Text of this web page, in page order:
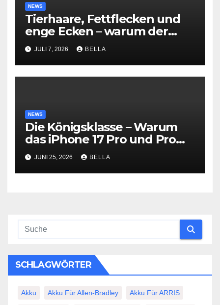
NEWS
Tierhaare, Fettflecken und
enge Ecken – warum der
Dreame T16 Pro Heat für den
modernen Haushalt eine
echte Alternative ist
JULI 7, 2026 BELLA
NEWS
Die Königsklasse – Warum
das iPhone 17 Pro und Pro
Max konkurrenzlos sind
JUNI 25, 2026 BELLA
SCHLAGWÖRTER
Akku Akku Für Allen-Bradley Akku Für ARRIS